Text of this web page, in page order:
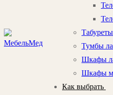
Тумбы
Шкафы
Шкафы
Как выбрать